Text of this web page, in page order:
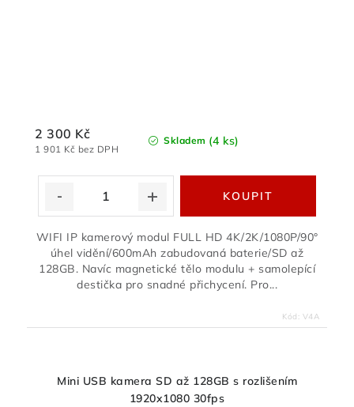
Skladem (4 ks)
1 901 Kč bez DPH
2 300 Kč
WIFI IP kamerový modul FULL HD 4K/2K/1080P/90°
úhel vidění/600mAh zabudovaná baterie/SD až
128GB. Navíc magnetické tělo modulu + samolepící
destička pro snadné přichycení. Pro...
Kód: V4A
Mini USB kamera SD až 128GB s rozlišením
1920x1080 30fps